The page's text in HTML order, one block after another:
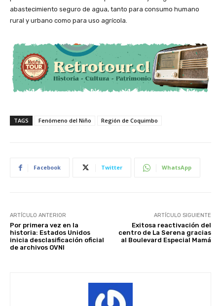
abastecimiento seguro de agua, tanto para consumo humano
rural y urbano como para uso agrícola.
TAGS Fenómeno del Niño Región de Coquimbo
Facebook Twitter WhatsApp
ARTÍCULO ANTERIOR
Por primera vez en la
historia: Estados Unidos
inicia desclasificación oficial
de archivos OVNI
ARTÍCULO SIGUIENTE
Exitosa reactivación del
centro de La Serena gracias
al Boulevard Especial Mamá